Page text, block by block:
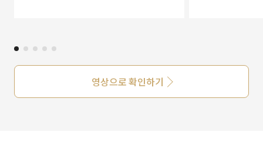
영상으로 확인하기